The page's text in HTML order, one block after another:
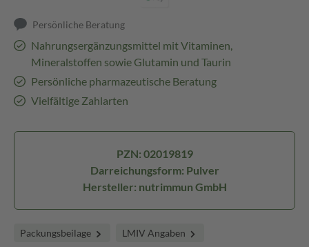
Persönliche Beratung
Nahrungsergänzungsmittel mit Vitaminen,
Mineralstoffen sowie Glutamin und Taurin
Persönliche pharmazeutische Beratung
Vielfältige Zahlarten
PZN: 02019819
Darreichungsform: Pulver
Hersteller: nutrimmun GmbH
Packungsbeilage LMIV Angaben